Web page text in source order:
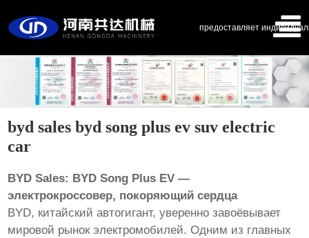
предоставляет
byd sales byd song plus ev suv electric
car
BYD Sales: BYD Song Plus EV —
электрокроссовер, покоряющий сердца
BYD, китайский автогигант, уверенно завоёвывает
мировой рынок электромобилей. Одним из главных